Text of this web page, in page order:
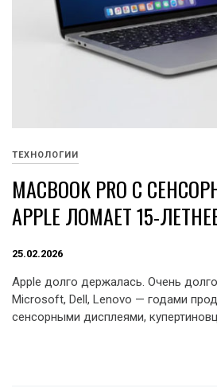
ТЕХНОЛОГИИ
MACBOOK PRO С
APPLE ЛОМАЕТ 15-
25.02.2026
Apple долго держалась. Очень
Microsoft, Dell, Lenovo — годами
сенсорными дисплеями,